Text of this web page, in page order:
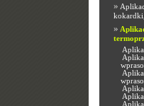
»
»